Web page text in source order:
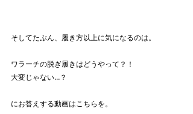
そしてたぶん、履き方以上に気になるのは。
ワラーチの脱ぎ履きはどうやって？！
大変じゃない…？
にお答えする動画はこちらを。